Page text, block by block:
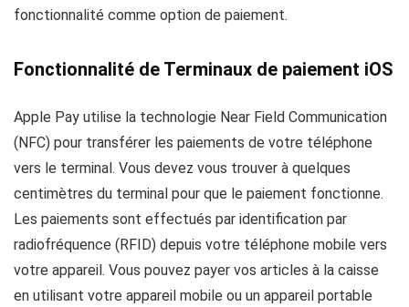
fonctionnalité comme option de paiement.
Fonctionnalité de Terminaux de paiement iOS
Apple Pay utilise la technologie Near Field Communication
(NFC) pour transférer les paiements de votre téléphone
vers le terminal. Vous devez vous trouver à quelques
centimètres du terminal pour que le paiement fonctionne.
Les paiements sont effectués par identification par
radiofréquence (RFID) depuis votre téléphone mobile vers
votre appareil. Vous pouvez payer vos articles à la caisse
en utilisant votre appareil mobile ou un appareil portable